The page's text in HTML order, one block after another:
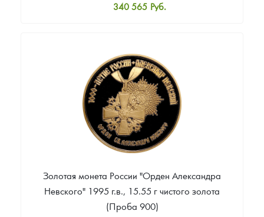
340 565 Руб.
Цена выкупа
Звоните
Золотая монета России "Орден Александра
Невского" 1995 г.в., 15.55 г чистого золота
(Проба 900)